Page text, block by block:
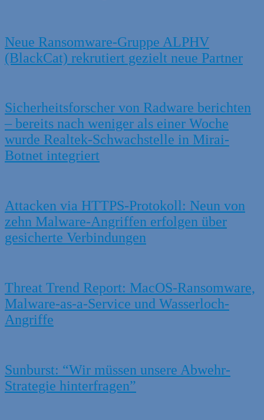
Neue Ransomware-Gruppe ALPHV
(BlackCat) rekrutiert gezielt neue Partner
Sicherheitsforscher von Radware berichten
– bereits nach weniger als einer Woche
wurde Realtek-Schwachstelle in Mirai-
Botnet integriert
Attacken via HTTPS-Protokoll: Neun von
zehn Malware-Angriffen erfolgen über
gesicherte Verbindungen
Threat Trend Report: MacOS-Ransomware,
Malware-as-a-Service und Wasserloch-
Angriffe
Sunburst: “Wir müssen unsere Abwehr-
Strategie hinterfragen”